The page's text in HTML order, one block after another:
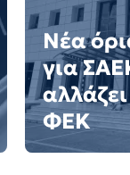
Νέα
για
ΦΕΚ